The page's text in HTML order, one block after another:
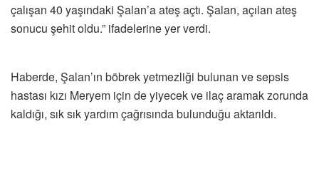
çalışan 40 yaşındaki Şalan’a ateş açtı. Şalan, açılan ateş
sonucu şehit oldu.” ifadelerine yer verdi.
Haberde, Şalan’ın böbrek yetmezliği bulunan ve sepsis
hastası kızı Meryem için de yiyecek ve ilaç aramak zorunda
kaldığı, sık sık yardım çağrısında bulunduğu aktarıldı.